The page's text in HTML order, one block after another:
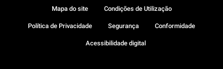
Mapa do site Condições de Utilização
Política de Privacidade Segurança Conformidade
Acessibilidade digital